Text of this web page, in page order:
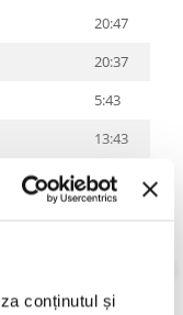
conținutul și
20:47
20:37
5:43
13:43
1:13:50
9:43